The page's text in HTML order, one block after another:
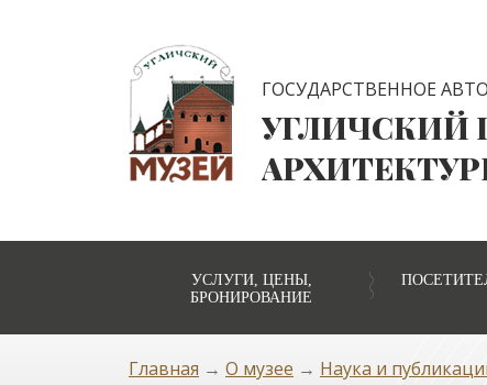
ГОСУДАРСТВЕННОЕ
УГЛИЧСКИЙ
УСЛУГИ, ЦЕНЫ,
БРОНИРОВАНИЕ
Главная → О музее → Наука и